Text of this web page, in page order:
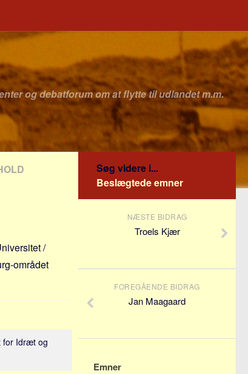
og debatforum om at flytte til udlandet m.m.
/
området
for Idræt og
Søg videre i...
Beslægtede emner
NÆSTE BIDRAG
Troels Kjær
FOREGÅENDE BIDRAG
Jan Maagaard
Emner